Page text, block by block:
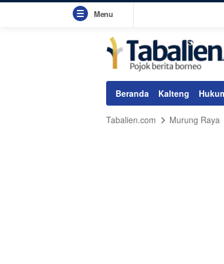
Menu
Beranda Kalteng
Tabalien.com Murung Raya